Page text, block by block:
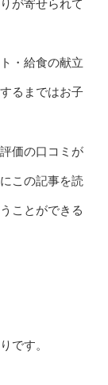
が寄せられて
・給食の献立
るまではお子
価の口コミが
この記事を読
ことができる
です。